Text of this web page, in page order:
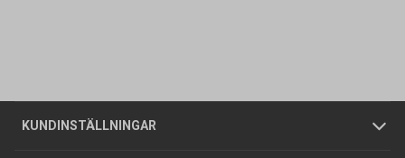
KUNDINSTÄLLNINGAR
Företagskund / Privatkund
Allmänna försäljningsvillkor
Butiker
Om oss